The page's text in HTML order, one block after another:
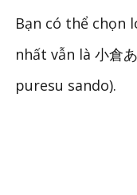
Bạn có thể chọn
nhất vẫn là 小倉
puresu sando).